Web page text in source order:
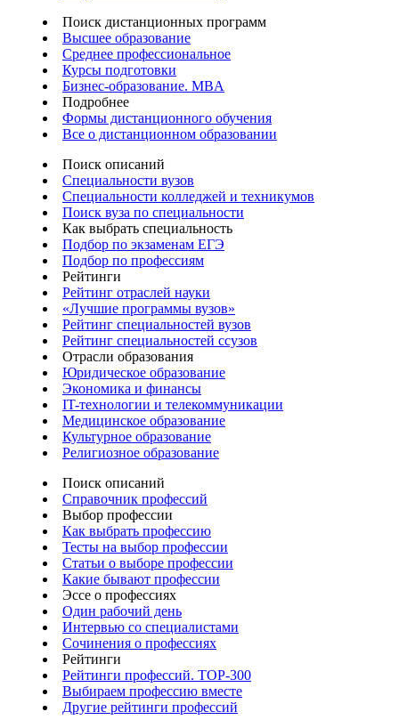
Поиск дистанционных программ
Высшее образование
Среднее профессиональное
Курсы подготовки
Бизнес-образование. MBA
Подробнее
Формы дистанционного обучения
Все о дистанционном образовании
Поиск описаний
Специальности вузов
Специальности колледжей и техникумов
Поиск вуза по специальности
Как выбрать специальность
Подбор по экзаменам ЕГЭ
Подбор по профессиям
Рейтинги
Рейтинг отраслей науки
«Лучшие программы вузов»
Рейтинг специальностей вузов
Рейтинг специальностей ссузов
Отрасли образования
Юридическое образование
Экономика и финансы
IT-технологии и телекоммуникации
Медицинское образование
Культурное образование
Религиозное образование
Поиск описаний
Справочник профессий
Выбор профессии
Как выбрать профессию
Тесты на выбор профессии
Статьи о выборе профессии
Какие бывают профессии
Эссе о профессиях
Один рабочий день
Интервью со специалистами
Сочинения о профессиях
Рейтинги
Рейтинги профессий. TOP-300
Выбираем профессию вместе
Другие рейтинги профессий